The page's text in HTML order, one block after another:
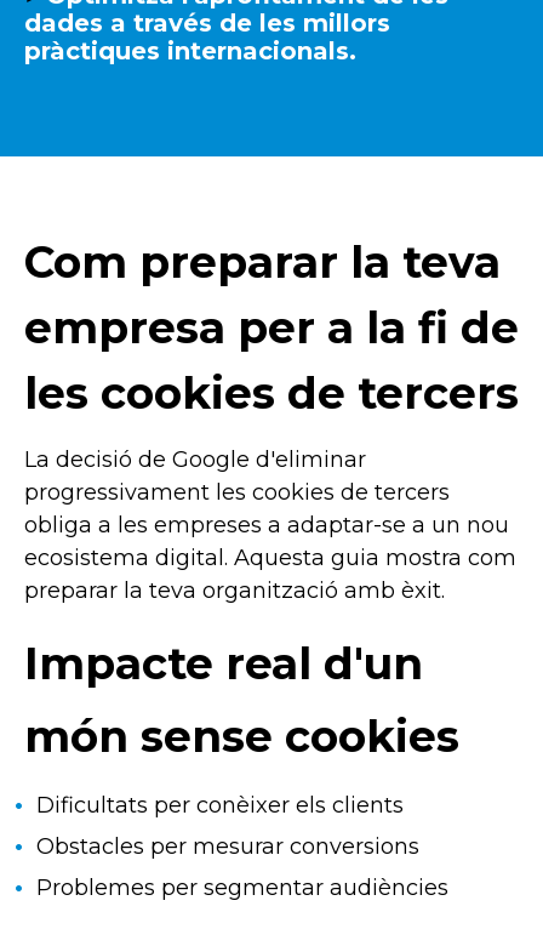
dades a través de les millors
pràctiques internacionals.
Com preparar la teva
empresa per a la fi de
les cookies de tercers
La decisió de Google d'eliminar
progressivament les cookies de tercers
obliga a les empreses a adaptar-se a un nou
ecosistema digital. Aquesta guia mostra com
preparar la teva organització amb èxit.
Impacte real d'un
món sense cookies
Dificultats per conèixer els clients
Obstacles per mesurar conversions
Problemes per segmentar audiències